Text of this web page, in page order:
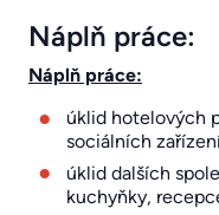
Náplň práce:
Náplň práce:
úklid hotelových
sociálních
úklid dalších
kuchyňky,